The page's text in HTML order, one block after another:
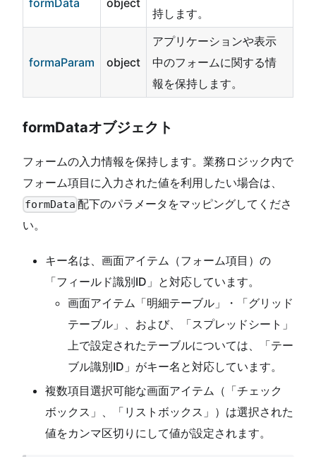
持します。
formaParam object
アプリケーションや表示
中のフォームに関する情
報を保持します。
formDataオブジェクト
フォームの入力情報を保持します。業務ロジック内で
フォーム項目に入力された値を利用したい場合は、
formData 配下のパラメータをマッピングしてくださ
い。
キー名は、画面アイテム（フォーム項目）の
「フィールド識別ID」と対応しています。
画面アイテム「明細テーブル」・「グリッド
テーブル」、および、「スプレッドシート」
上で設定されたテーブルについては、「テー
ブル識別ID」がキー名と対応しています。
複数項目選択可能な画面アイテム（「チェック
ボックス」、「リストボックス」）は選択された
値をカンマ区切りにして値が設定されます。